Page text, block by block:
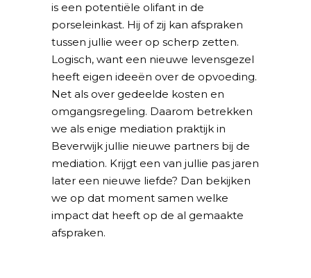
is een potentiële olifant in de
porseleinkast. Hij of zij kan afspraken
tussen jullie weer op scherp zetten.
Logisch, want een nieuwe levensgezel
heeft eigen ideeën over de opvoeding.
Net als over gedeelde kosten en
omgangsregeling. Daarom betrekken
we als enige mediation praktijk in
Beverwijk jullie nieuwe partners bij de
mediation. Krijgt een van jullie pas jaren
later een nieuwe liefde? Dan bekijken
we op dat moment samen welke
impact dat heeft op de al gemaakte
afspraken.